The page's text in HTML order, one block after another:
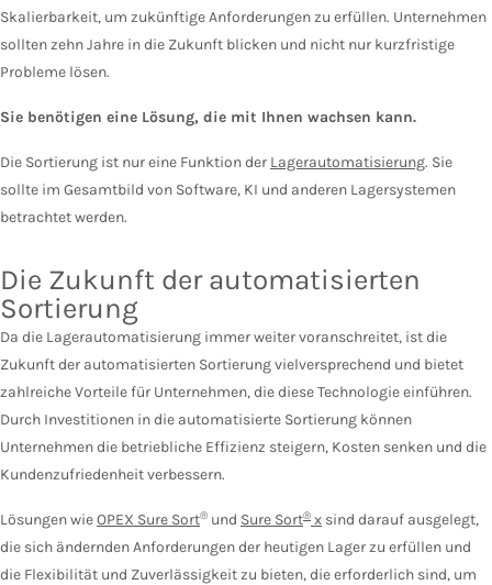
Skalierbarkeit, um zukünftige Anforderungen zu erfüllen. Unternehmen
sollten zehn Jahre in die Zukunft blicken und nicht nur kurzfristige
Probleme lösen.
Sie benötigen eine Lösung, die mit Ihnen wachsen kann.
Die Sortierung ist nur eine Funktion der Lagerautomatisierung. Sie
sollte im Gesamtbild von Software, KI und anderen Lagersystemen
betrachtet werden.
Die Zukunft der automatisierten
Sortierung
Da die Lagerautomatisierung immer weiter voranschreitet, ist die
Zukunft der automatisierten Sortierung vielversprechend und bietet
zahlreiche Vorteile für Unternehmen, die diese Technologie einführen.
Durch Investitionen in die automatisierte Sortierung können
Unternehmen die betriebliche Effizienz steigern, Kosten senken und die
Kundenzufriedenheit verbessern.
Lösungen wieOPEX Sure Sort® und Sure Sort® x sind darauf ausgelegt,
die sich ändernden Anforderungen der heutigen Lager zu erfüllen und
die Flexibilität und Zuverlässigkeit zu bieten, die erforderlich sind, um